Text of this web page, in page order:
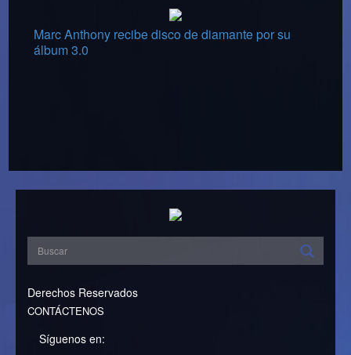
Marc Anthony recibe disco de diamante por su
álbum 3.0
Derechos Reservados
CONTÁCTENOS
Síguenos en: